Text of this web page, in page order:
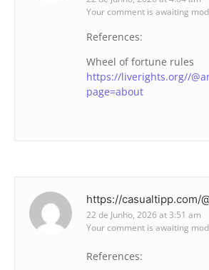
Your comment is awaiting
References:
Wheel of fortune rules
https://liverights.org//
page=about
https://casualtipp.com/
22 de Junho, 2026 at 3:51 am
Your comment is awaiting
References: